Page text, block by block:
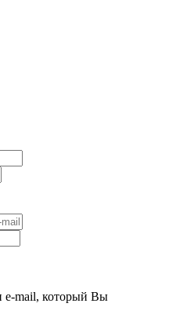
e-mail, который Вы